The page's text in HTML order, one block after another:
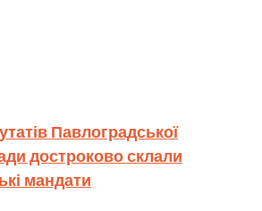
Павлоградської
достроково склали
мандати